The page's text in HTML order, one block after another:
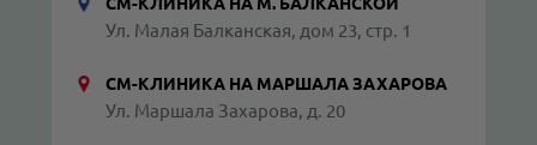
Ул. Малая Балканская, дом 23, стр. 1
СМ-КЛИНИКА НА МАРШАЛА ЗАХАРОВА
Ул. Маршала Захарова, д. 20